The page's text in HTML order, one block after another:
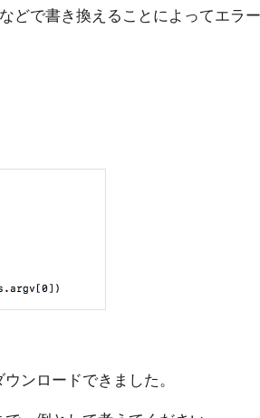
どで書き換えることによってエラー
ンロードできました。